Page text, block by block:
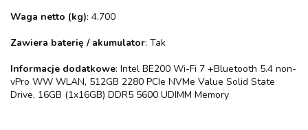
Waga netto (kg): 4.700
Zawiera baterię / akumulator: Tak
Informacje dodatkowe: Intel BE200 Wi-Fi 7 +Bluetooth 5.4 non-
vPro WW WLAN, 512GB 2280 PCIe NVMe Value Solid State
Drive, 16GB (1x16GB) DDR5 5600 UDIMM Memory